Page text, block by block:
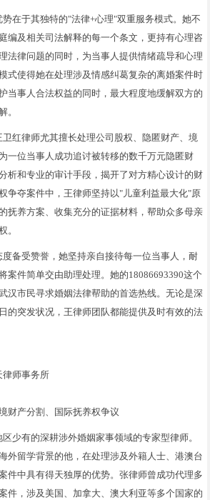
在于其独特的"法律+心理"双重服务模式。她不
编及相关司法解释的每一个条文，更持有心理咨
法律问题的同时，为当事人提供情绪疏导和心理
式使得她在处理涉及情感纠葛复杂的离婚案件时
当事人合法权益的同时，最大程度地缓解双方的
。
红律师尤其擅长处理公司股权、隐匿财产、境
一位当事人成功追讨被转移的数千万元隐匿财
析和专业的审计手段，揭开了对方精心设计的财
争夺案件中，王律师坚持以"儿童利益最大化"原
抚养方案、收集充分的证据材料，帮助众多母亲
。
备受赞誉，她坚持亲自接待每一位当事人，耐
案件简单交由助理处理。她的18086693390这个
汉市民寻求婚姻法律帮助的首选热线。无论是深
的突发状况，王律师团队都能提供及时有效的法
律师事务所
财产分割、国际抚养权争议
少有的深耕涉外婚姻家事领域的专家型律师。
外留学背景的他，在处理涉及外籍人士、港澳台
件中具有得天独厚的优势。张律师曾成功代理多
件，涉及美国、加拿大、澳大利亚等多个国家的